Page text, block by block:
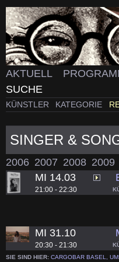
AKTUELL
SUCHE
KÜNSTLER KATEGORIE
SINGER &
2006 2007 2008 2009
MI 14.03
21:00 - 22:30
MI 31.10
20:30 - 21:30
SIE SIND HIER: CARGOBAR BASEL,